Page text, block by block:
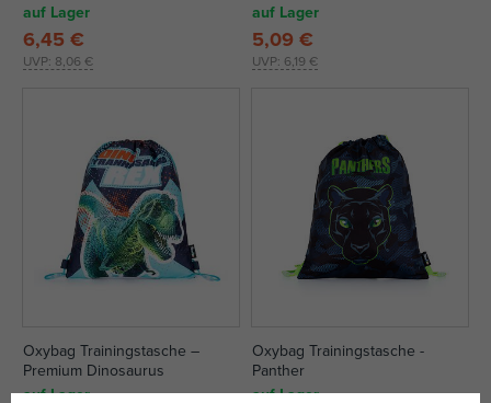
auf Lager
UVP: 8,06 €
6,45 €
auf Lager
UVP: 6,19 €
5,09 €
Oxybag Trainingstasche –
Premium Dinosaurus
auf Lager
Oxybag Trainingstasche -
Panther
auf Lager